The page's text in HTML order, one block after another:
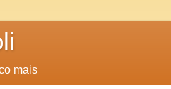
mais